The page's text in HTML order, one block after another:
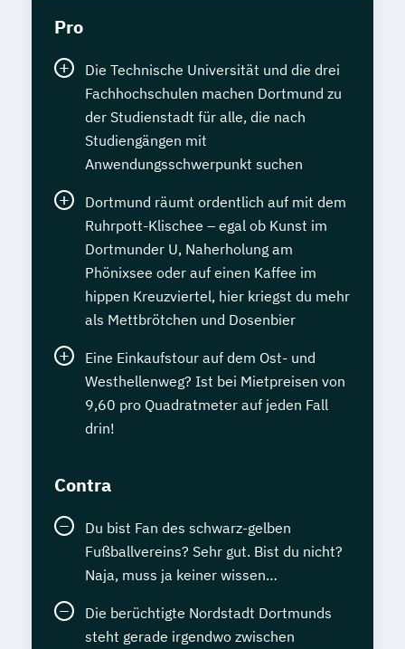
Pro
Die Technische Universität und die drei
Fachhochschulen machen Dortmund zu
der Studienstadt für alle, die nach
Studiengängen mit
Anwendungsschwerpunkt suchen
Dortmund räumt ordentlich auf mit dem
Ruhrpott-Klischee – egal ob Kunst im
Dortmunder U, Naherholung am
Phönixsee oder auf einen Kaffee im
hippen Kreuzviertel, hier kriegst du mehr
als Mettbrötchen und Dosenbier
Eine Einkaufstour auf dem Ost- und
Westhellenweg? Ist bei Mietpreisen von
9,60 pro Quadratmeter auf jeden Fall
drin!
Contra
Du bist Fan des schwarz-gelben
Fußballvereins? Sehr gut. Bist du nicht?
Naja, muss ja keiner wissen…
Die berüchtigte Nordstadt Dortmunds
steht gerade irgendwo zwischen